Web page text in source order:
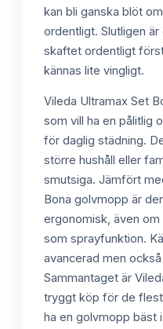
kan bli ganska blöt
ordentligt. Slutligen
skaftet ordentligt
kännas lite vingligt.
Vileda Ultramax Set
som vill ha en pålitlig
för daglig städning.
större hushåll eller
smutsiga. Jämfört
Bona golvmopp är
ergonomisk, även
som sprayfunktion.
avancerad men
Sammantaget är
tryggt köp för de
ha en golvmopp bäst